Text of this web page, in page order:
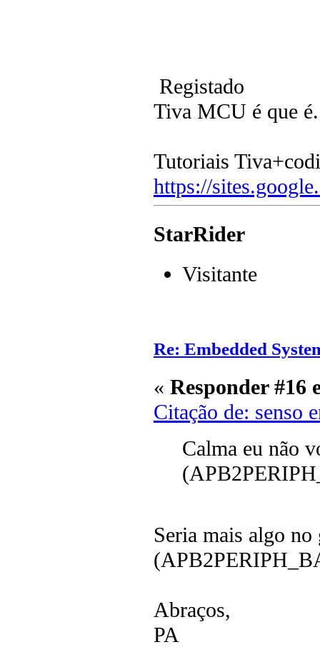
Registado
Tiva MCU é que é.
Tutoriais
https://
StarRider
Visitante
Re: Embedded
« Responder #16
Citação de: senso
Calma eu não
Seria mais algo
Abraços,
PA